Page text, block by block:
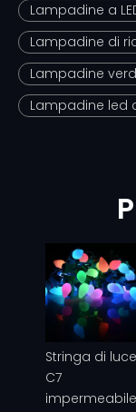
Lampadine a
Lampadine di
Lampadine
Lampadine led
Stringa di luce
C7
impermeabile